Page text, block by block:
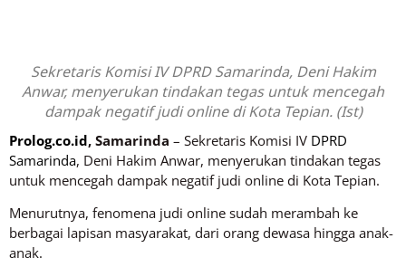
Sekretaris Komisi IV DPRD Samarinda, Deni Hakim
Anwar, menyerukan tindakan tegas untuk mencegah
dampak negatif judi online di Kota Tepian. (Ist)
Prolog.co.id, Samarinda – Sekretaris Komisi IV DPRD
Samarinda, Deni Hakim Anwar, menyerukan tindakan tegas
untuk mencegah dampak negatif judi online di Kota Tepian.
Menurutnya, fenomena judi online sudah merambah ke
berbagai lapisan masyarakat, dari orang dewasa hingga anak-
anak.